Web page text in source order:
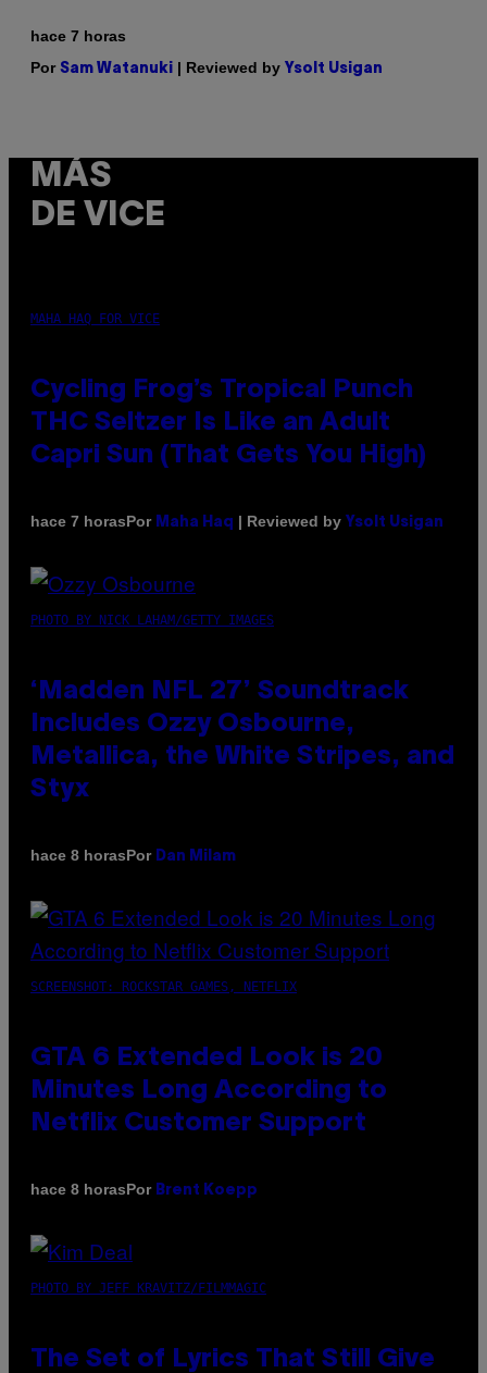
hace 7 horas
Por Sam Watanuki | Reviewed by Ysolt Usigan
MÁS
DE VICE
MAHA HAQ FOR VICE
Cycling Frog’s Tropical Punch
THC Seltzer Is Like an Adult
Capri Sun (That Gets You High)
hace 7 horasPor Maha Haq | Reviewed by Ysolt Usigan
PHOTO BY NICK LAHAM/GETTY IMAGES
‘Madden NFL 27’ Soundtrack
Includes Ozzy Osbourne,
Metallica, the White Stripes, and
Styx
hace 8 horasPor Dan Milam
SCREENSHOT: ROCKSTAR GAMES, NETFLIX
GTA 6 Extended Look is 20
Minutes Long According to
Netflix Customer Support
hace 8 horasPor Brent Koepp
PHOTO BY JEFF KRAVITZ/FILMMAGIC
The Set of Lyrics That Still Give